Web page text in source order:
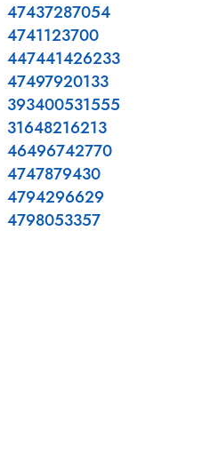
47437287054
4741123700
447441426233
47497920133
393400531555
31648216213
46496742770
4747879430
4794296629
4798053357